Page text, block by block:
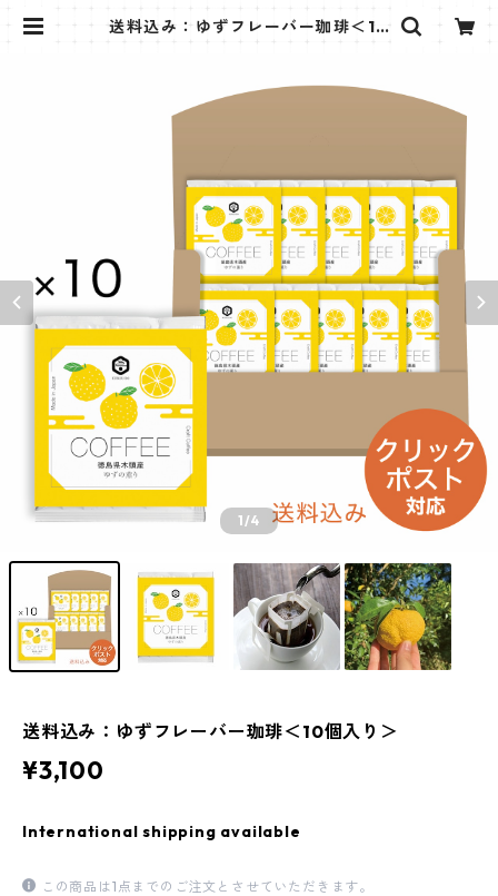
送料込み：ゆずフレーバー珈琲＜10
1/4
送料込み：ゆずフレーバー珈琲＜10個入り＞
¥3,100
International shipping available
この商品は1点までのご注文とさせていただきます。